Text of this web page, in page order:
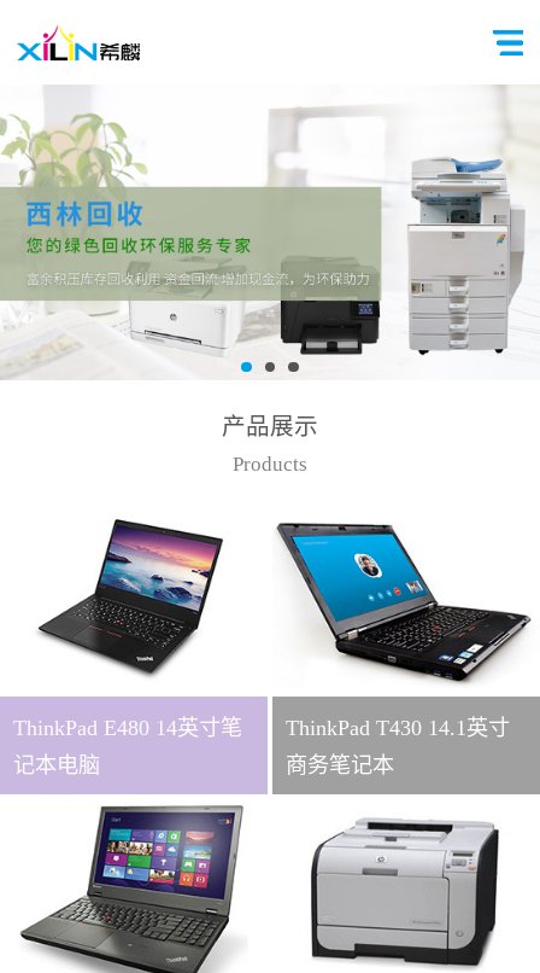
产品展示
Products
ThinkPad E480 14英寸笔
记本电脑
ThinkPad T430 14.1英寸
商务笔记本